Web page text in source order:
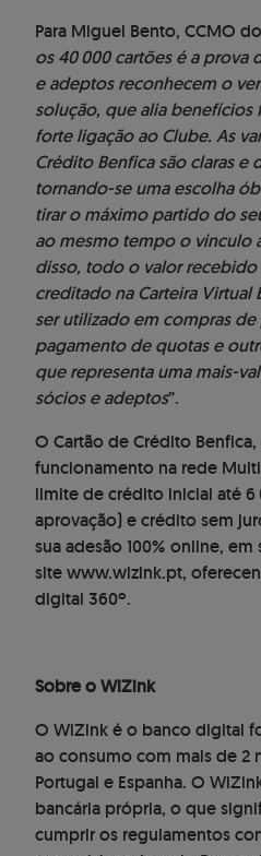
Para Miguel Bento, CCMO
os 40 000 cartões é a prova
e adeptos reconhecem o
solução, que alia benefícios
forte ligação ao Clube. As
Crédito Benfica são claras e
tornando-se uma escolha
tirar o máximo partido do
ao mesmo tempo o vínculo
disso, todo o valor recebido
creditado na Carteira
ser utilizado em compras
pagamento de quotas e
que representa uma mais-
sócios e adeptos”.
O Cartão de Crédito
funcionamento na rede
limite de crédito inicial até 6
aprovação) e crédito sem
sua adesão 100% online,
site www.wizink.pt,
digital 360º.
Sobre o WiZink
O WiZink é o banco digital
ao consumo com mais de 2
Portugal e Espanha. O
bancária própria, o que
cumprir os regulamentos